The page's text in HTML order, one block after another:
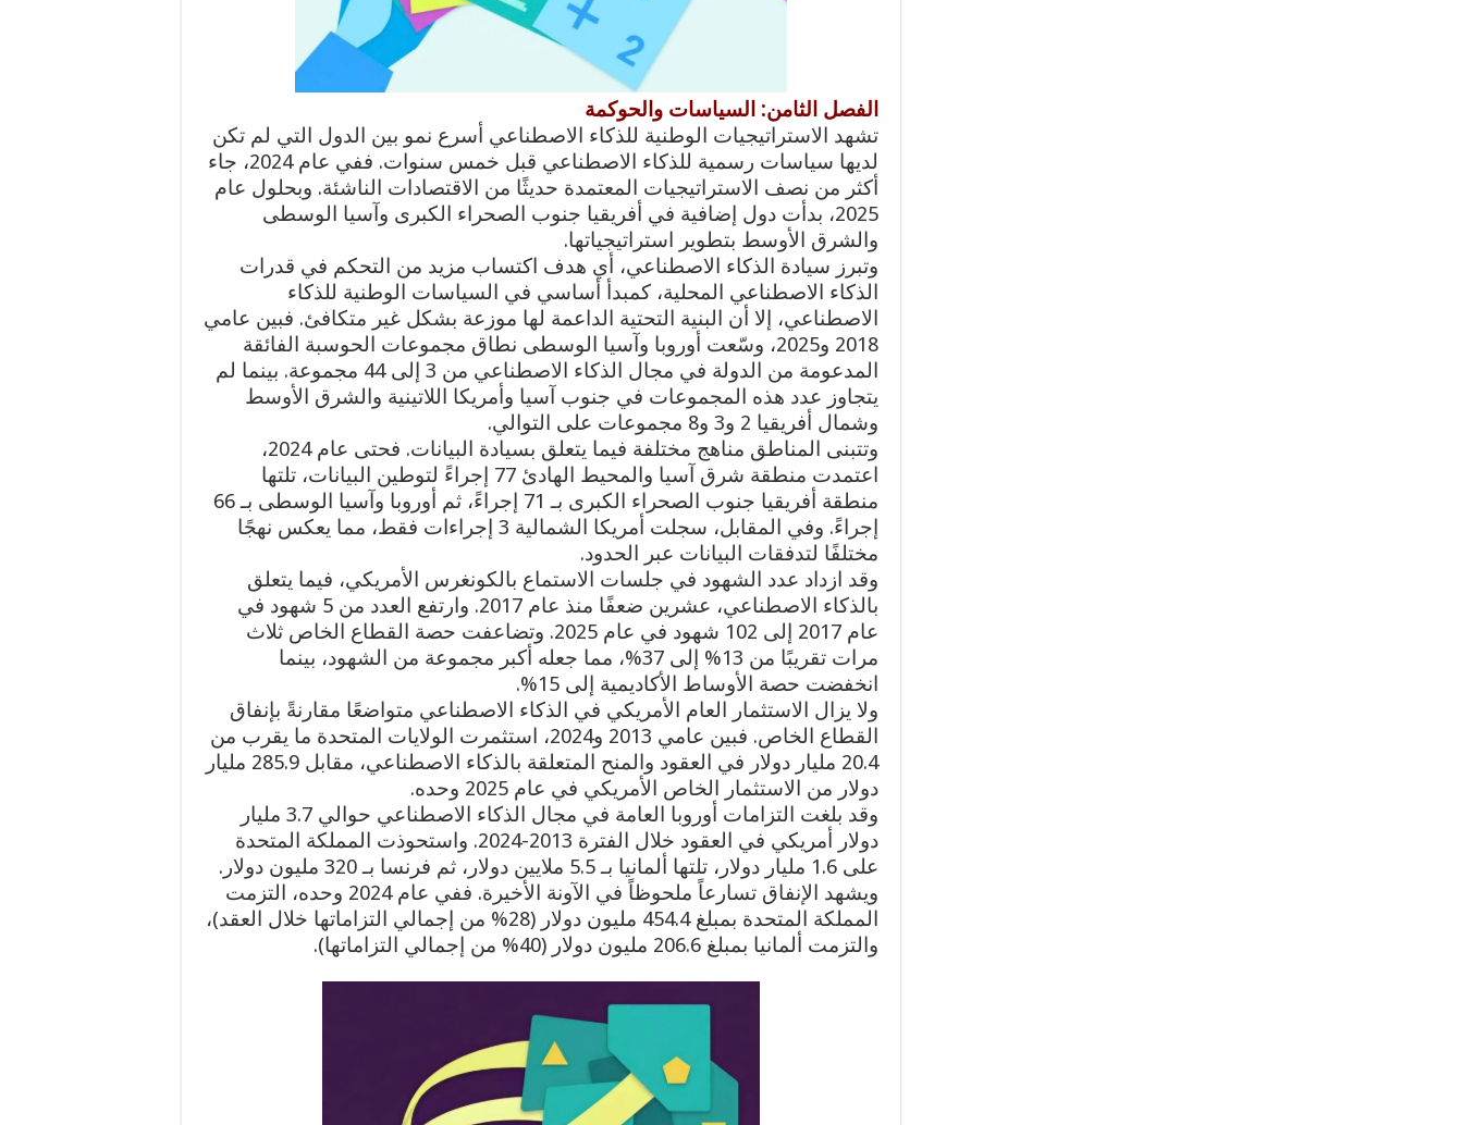
الفصل الثامن: السياسات والحوكمة
تشهد الاستراتيجيات الوطنية للذكاء الاصطناعي أسرع نمو بين الدول التي لم تكن
لديها سياسات رسمية للذكاء الاصطناعي قبل خمس سنوات. ففي عام 2024، جاء
أكثر من نصف الاستراتيجيات المعتمدة حديثًا من الاقتصادات الناشئة. وبحلول عام
2025، بدأت دول إضافية في أفريقيا جنوب الصحراء الكبرى وآسيا الوسطى
والشرق الأوسط بتطوير استراتيجياتها.
وتبرز سيادة الذكاء الاصطناعي، أي هدف اكتساب مزيد من التحكم في قدرات
الذكاء الاصطناعي المحلية، كمبدأ أساسي في السياسات الوطنية للذكاء
الاصطناعي، إلا أن البنية التحتية الداعمة لها موزعة بشكل غير متكافئ. فبين عامي
2018 و2025، وسّعت أوروبا وآسيا الوسطى نطاق مجموعات الحوسبة الفائقة
المدعومة من الدولة في مجال الذكاء الاصطناعي من 3 إلى 44 مجموعة. بينما لم
يتجاوز عدد هذه المجموعات في جنوب آسيا وأمريكا اللاتينية والشرق الأوسط
وشمال أفريقيا 2 و3 و8 مجموعات على التوالي.
وتتبنى المناطق مناهج مختلفة فيما يتعلق بسيادة البيانات. فحتى عام 2024،
اعتمدت منطقة شرق آسيا والمحيط الهادئ 77 إجراءً لتوطين البيانات، تلتها
منطقة أفريقيا جنوب الصحراء الكبرى بـ 71 إجراءً، ثم أوروبا وآسيا الوسطى بـ 66
إجراءً. وفي المقابل، سجلت أمريكا الشمالية 3 إجراءات فقط، مما يعكس نهجًا
مختلفًا لتدفقات البيانات عبر الحدود.
وقد ازداد عدد الشهود في جلسات الاستماع بالكونغرس الأمريكي، فيما يتعلق
بالذكاء الاصطناعي، عشرين ضعفًا منذ عام 2017. وارتفع العدد من 5 شهود في
عام 2017 إلى 102 شهود في عام 2025. وتضاعفت حصة القطاع الخاص ثلاث
مرات تقريبًا من 13% إلى 37%، مما جعله أكبر مجموعة من الشهود، بينما
انخفضت حصة الأوساط الأكاديمية إلى 15%.
ولا يزال الاستثمار العام الأمريكي في الذكاء الاصطناعي متواضعًا مقارنةً بإنفاق
القطاع الخاص. فبين عامي 2013 و2024، استثمرت الولايات المتحدة ما يقرب من
20.4 مليار دولار في العقود والمنح المتعلقة بالذكاء الاصطناعي، مقابل 285.9 مليار
دولار من الاستثمار الخاص الأمريكي في عام 2025 وحده.
وقد بلغت التزامات أوروبا العامة في مجال الذكاء الاصطناعي حوالي 3.7 مليار
دولار أمريكي في العقود خلال الفترة 2013-2024. واستحوذت المملكة المتحدة
على 1.6 مليار دولار، تلتها ألمانيا بـ 5.5 ملايين دولار، ثم فرنسا بـ 320 مليون دولار.
ويشهد الإنفاق تسارعاً ملحوظاً في الآونة الأخيرة. ففي عام 2024 وحده، التزمت
المملكة المتحدة بمبلغ 454.4 مليون دولار (28% من إجمالي التزاماتها خلال العقد)،
والتزمت ألمانيا بمبلغ 206.6 مليون دولار (40% من إجمالي التزاماتها).